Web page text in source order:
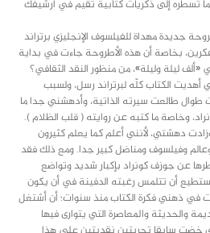
تسطره إلى ذكريات كتابية تقيم في أرشيفك
جديدة مهداة للفيلسوف الإنجليزي برتراند
بخاصة أن هذه الأطروحة جاءت في بداية
ليلة وليلة»، من منظور النقد الثقافي؟
أهديت الكتاب كلّه لبرتراند رسل، ولسبب
طالعت سيرته الذاتية، وأدهشني جدا ما
وخاصة ما كتبه عن روايته ( قلب الظلام ).
دهشتي، لأنني أعلم كما يعلم كثيرون
وفيلسوف ومناضل كبير جدا. ومع ذلك فقد
عن جوزف كونراد بإكبار شديد وتواضع
أن تتلمس رغبته الدفينة في أن يكون
في ذهني فكرة الكتاب منذ سنوات؛ أن أشتغل
والحديثة والمعاصرة التي يتوارى فيها